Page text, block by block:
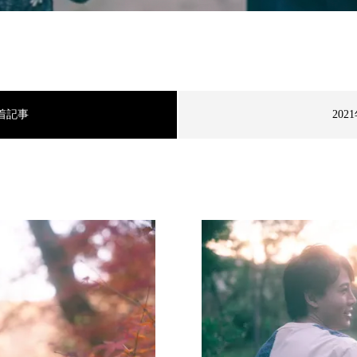
記事